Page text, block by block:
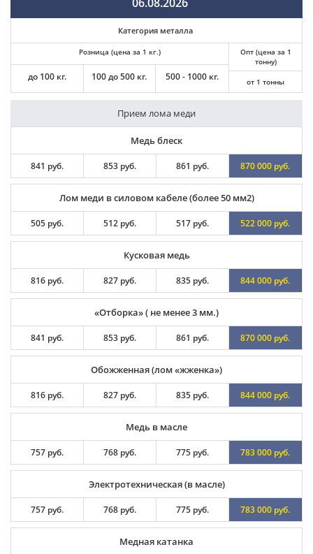
Категория металла
Розница (цена за 1 кг.)
до 100 кг. 100 до 500 кг. 500 - 1000 кг.
Опт (цена за 1
тонну)
от 1 тонны
Прием лома меди
Медь блеск
841 руб. 853 руб. 861 руб. 870 000 руб.
Лом меди в силовом кабеле (более 50 мм2)
505 руб. 512 руб. 517 руб. 522 000 руб.
Кусковая медь
816 руб. 827 руб. 835 руб. 844 000 руб.
«Отборка» ( не менее 3 мм.)
841 руб. 853 руб. 861 руб. 870 000 руб.
Обожженная (лом «жженка»)
816 руб. 827 руб. 835 руб. 844 000 руб.
Медь в масле
757 руб. 768 руб. 775 руб. 783 000 руб.
Электротехническая (в масле)
757 руб. 768 руб. 775 руб. 783 000 руб.
Медная катанка